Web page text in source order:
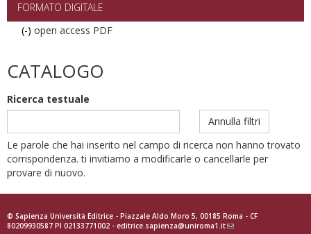
FORMATO DIGITALE
(-) Remove
PDF
open access PDF
CATALOGO
Ricerca testuale
Annulla filtri
Le parole che hai inserito nel campo di ricerca non hanno trovato
corrispondenza. ti invitiamo a modificarle o cancellarle per
provare di nuovo.
© Sapienza Università Editrice - Piazzale Aldo Moro 5, 00185 Roma - CF
80209930587 PI 02133771002 - editrice.sapienza@uniroma1.it(link